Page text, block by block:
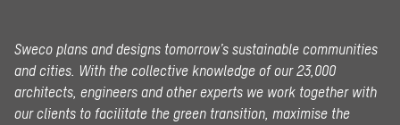
Sweco plans and designs tomorrow’s sustainable communities
and cities. With the collective knowledge of our 23,000
architects, engineers and other experts we work together with
our clients to facilitate the green transition, maximise the